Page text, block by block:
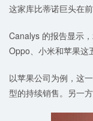
这家库比蒂诺巨头在
Canalys 的报告显示
Oppo、小米和苹果这
以苹果公司为例，这
型的持续销售。另一